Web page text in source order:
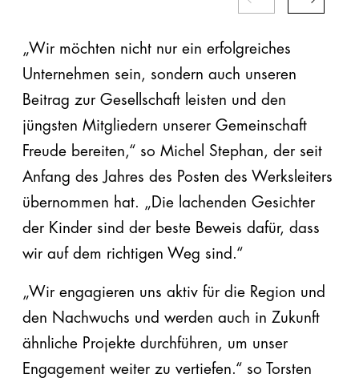
„Wir möchten nicht nur ein erfolgreiches
Unternehmen sein, sondern auch unseren
Beitrag zur Gesellschaft leisten und den
jüngsten Mitgliedern unserer Gemeinschaft
Freude bereiten,“ so Michel Stephan, der seit
Anfang des Jahres des Posten des Werksleiters
übernommen hat. „Die lachenden Gesichter
der Kinder sind der beste Beweis dafür, dass
wir auf dem richtigen Weg sind.“
„Wir engagieren uns aktiv für die Region und
den Nachwuchs und werden auch in Zukunft
ähnliche Projekte durchführen, um unser
Engagement weiter zu vertiefen.“ so Torsten